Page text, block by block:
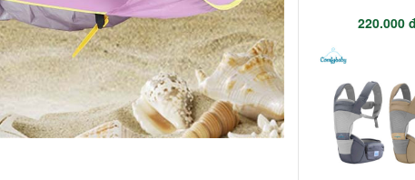
220.000